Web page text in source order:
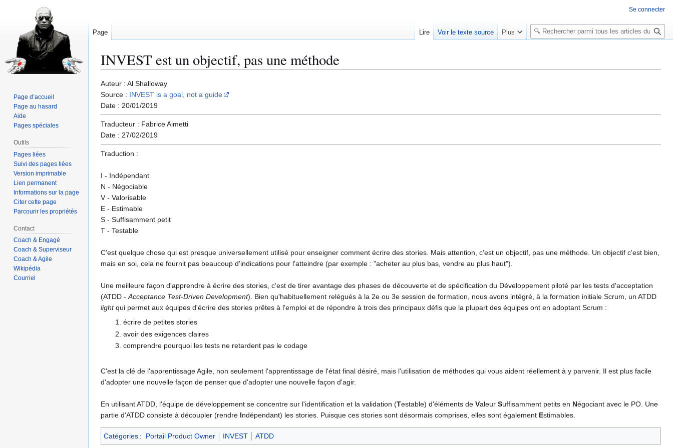
INVEST est un objectif, pas une méthode
Aller
à
la
navigation
Aller
à
la
recherche
Auteur : Al Shalloway
Source : INVEST is a goal, not a guide
Date : 20/01/2019
Traducteur : Fabrice Aimetti
Date : 27/02/2019
Traduction :
I - Indépendant
N - Négociable
V - Valorisable
E - Estimable
S - Suffisamment petit
T - Testable
C'est quelque chose qui est presque universellement utilisé pour enseigner comment écrire des stories. Mais attention, c'est un objectif, pas une méthode. Un objectif c'est bien,
mais en soi, cela ne fournit pas beaucoup d'indications pour l'atteindre (par exemple : "acheter au plus bas, vendre au plus haut").
Une meilleure façon d'apprendre à écrire des stories, c'est de tirer avantage des phases de découverte et de spécification du Développement piloté par les tests d'acceptation
(ATDD -Acceptance Test-Driven Development). Bien qu'habituellement relégués à la 2e ou 3e session de formation, nous avons intégré, à la formation initiale Scrum, un ATDD
lightqui permet aux équipes d'écrire des stories prêtes à l'emploi et de répondre à trois des principaux défis que la plupart des équipes ont en adoptant Scrum :
écrire de petites stories
avoir des exigences claires
comprendre pourquoi les tests ne retardent pas le codage
C'est la clé de l'apprentissage Agile, non seulement l'apprentissage de l'état final désiré, mais l'utilisation de méthodes qui vous aident réellement à y parvenir. Il est plus facile
d'adopter une nouvelle façon de penser que d'adopter une nouvelle façon d'agir.
En utilisant ATDD, l'équipe de développement se concentre sur l'identification et la validation (Testable) d'éléments de Valeur Suffisamment petits en Négociant avec le PO. Une
partie d'ATDD consiste à découpler (rendre Indépendant) les stories. Puisque ces stories sont désormais comprises, elles sont également Estimables.
Catégories : Portail Product Owner INVEST ATDD
Se connecter
Page Lire Voir le texte source Plus
R
e
e
Page d’accueil
Page au hasard
Aide
Pages spéciales
Outils
Pages liées
Suivi des pages liées
Version imprimable
Lien permanent
Informations sur la page
Citer cette page
Parcourir les propriétés
Contact
Coach & Engagé
Coach & Superviseur
Coach & Agile
Wikipédia
Courriel